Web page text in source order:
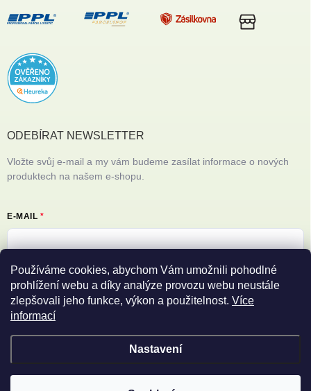
Používáme cookies, abychom Vám umožnili pohodlné
prohlížení webu a díky analýze provozu webu neustále
zlepšovali jeho funkce, výkon a použitelnost. Více
informací
Nastavení
ODEBÍRAT NEWSLETTER
Vložte svůj e-mail a my vám budeme zasílat informace o nových
produktech na našem e-shopu.
E-MAIL
Vložením e-mailu souhlasíte spodmínkami ochrany osobních údajů
Přihlásit se
Filipovy iPhony . Všechna práva vyhrazena.